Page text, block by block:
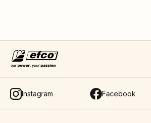
Instagram Facebook